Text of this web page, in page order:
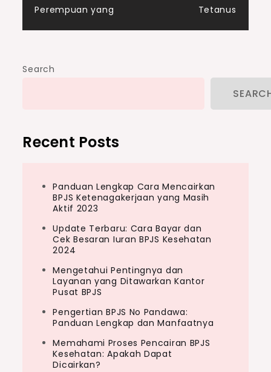
Perempuan yang
Tetanus
Search
Recent Posts
Panduan Lengkap Cara Mencairkan
BPJS Ketenagakerjaan yang Masih
Aktif 2023
Update Terbaru: Cara Bayar dan
Cek Besaran Iuran BPJS Kesehatan
2024
Mengetahui Pentingnya dan
Layanan yang Ditawarkan Kantor
Pusat BPJS
Pengertian BPJS No Pandawa:
Panduan Lengkap dan Manfaatnya
Memahami Proses Pencairan BPJS
Kesehatan: Apakah Dapat
Dicairkan?